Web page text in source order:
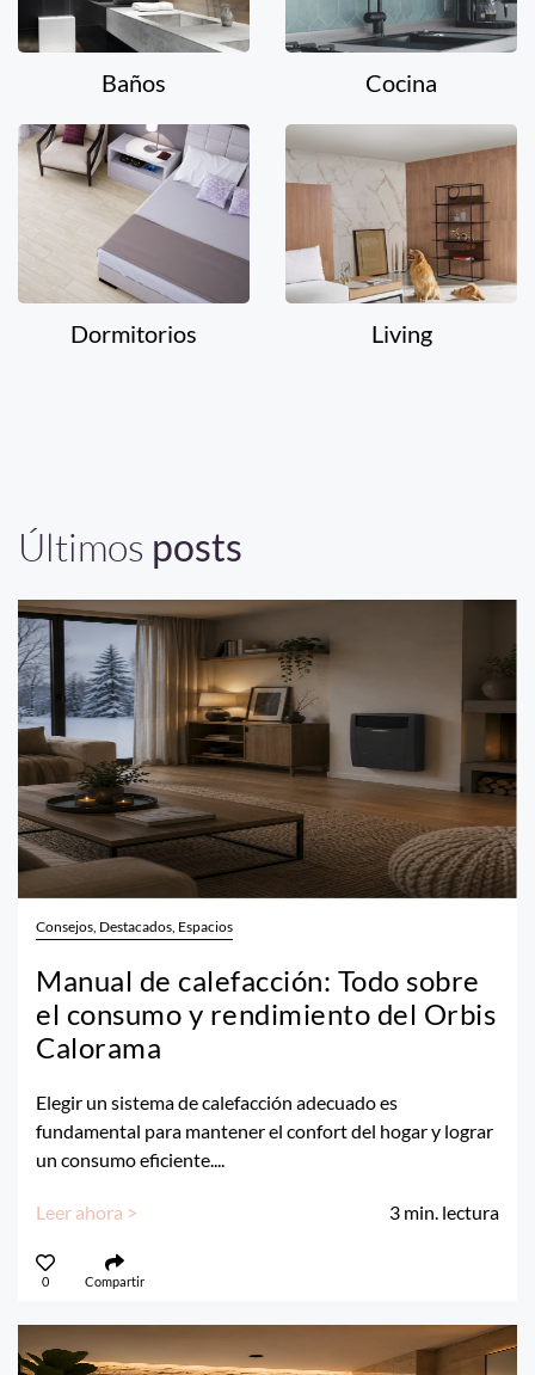
Baños Cocina
Dormitorios Living
Últimos posts
Consejos, Destacados, Espacios
Manual de calefacción: Todo sobre
el consumo y rendimiento del Orbis
Calorama
Elegir un sistema de calefacción adecuado es
fundamental para mantener el confort del hogar y lograr
un consumo eficiente....
Leer ahora > 3 min. lectura
0 Compartir